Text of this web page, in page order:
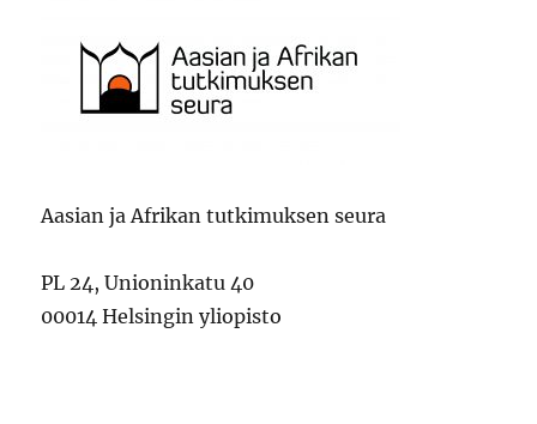
Aasian ja Afrikan tutkimuksen seura
PL 24, Unioninkatu 40
00014 Helsingin yliopisto